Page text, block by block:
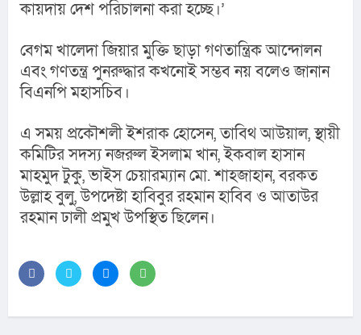
কায়দায় দেশ পরিচালনা করা হচ্ছে।’
বেগম খালেদা জিয়ার মুক্তি ছাড়া গণতান্ত্রিক আন্দোলন
এবং গণতন্ত্র পুনরুদ্ধার কখনোই সম্ভব নয় বলেও জানান
বিএনপি মহাসচিব।
এ সময় প্রকৌশলী ইশরাক হোসেন, তাবিথ আউয়াল, স্থায়ী
কমিটির সদস্য নজরুল ইসলাম খান, ইকবাল হাসান
মাহমুদ টুকু, ভাইস চেয়ারম্যান মো. শাহজাহান, বরকত
উল্লাহ বুলু, উপদেষ্টা হাবিবুর রহমান হাবিব ও আতাউর
রহমান ঢালী প্রমুখ উপস্থিত ছিলেন।